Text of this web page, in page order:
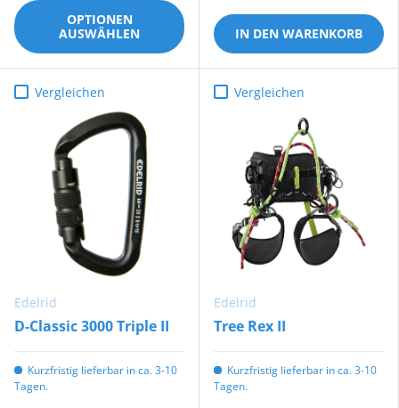
OPTIONEN
AUSWÄHLEN
IN DEN WARENKORB
Vergleichen
Edelrid
D-Classic 3000 Triple II
Kurzfristig lieferbar in ca. 3-10
Tagen.
Vergleichen
Edelrid
Tree Rex II
Kurzfristig lieferbar in ca. 3-10
Tagen.